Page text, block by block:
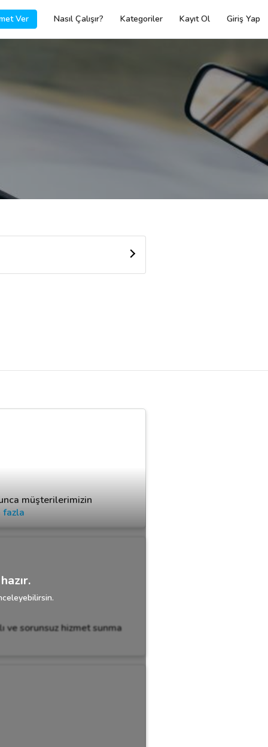
Ver Nasıl Çalışır? Kategoriler Kayıt Ol Giriş Yap
müşterilerimizin
fazla
ve sorunsuz hizmet sunma